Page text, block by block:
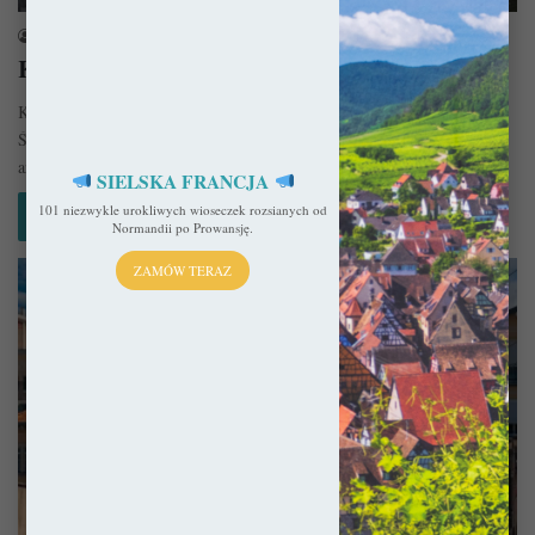
Katedra w Toul – Gotyk na krańcu Cesarstwa
Katedra w Toul to pierwsza gotycka katedra na zachodnim krańcu
Świętego Cesarstwa Rzymskiego – doskonałe połączenie surowości
architektury ottońskiej z…
Czytaj więcej »
Kościoły
SIELSKA FRANCJA
101 niezwykle urokliwych wioseczek rozsianych od
Normandii po Prowansję.
ZAMÓW TERAZ